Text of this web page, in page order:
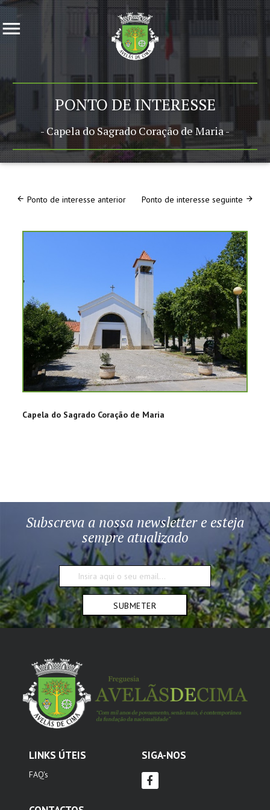
PONTO DE INTERESSE
- Capela do Sagrado Coração de Maria -
Ponto de interesse anterior Ponto de interesse seguinte
Capela do Sagrado Coração de Maria
Subscreva a nossa newsletter e esteja
sempre atualizado
SUBMETER
LINKS ÚTEIS
FAQ's
SIGA-NOS